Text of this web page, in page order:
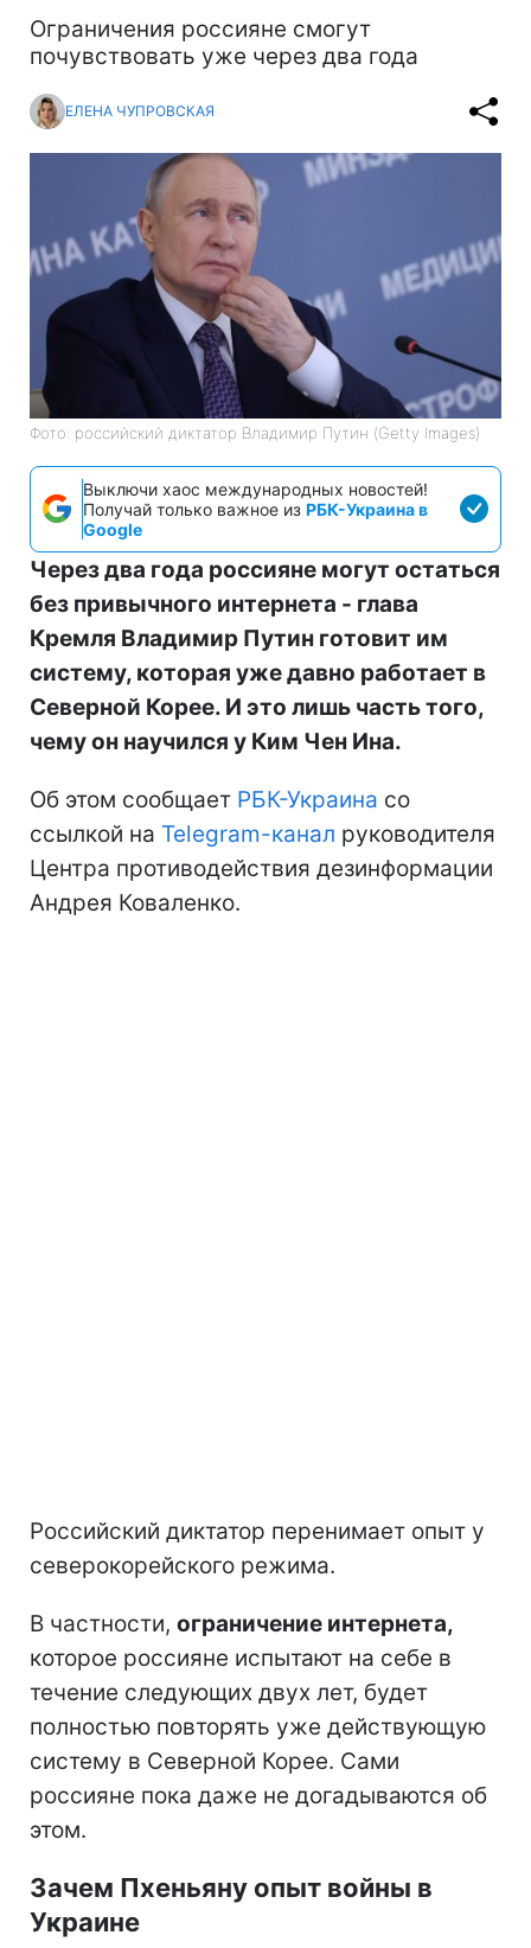
Ограничения россияне смогут
почувствовать уже через два года
ЕЛЕНА ЧУПРОВСКАЯ
Фото: российский диктатор Владимир Путин (Getty Images)
Выключи хаос международных новостей!
Получай только важное из РБК-Украина в
Google
Через два года россияне могут остаться
без привычного интернета - глава
Кремля Владимир Путин готовит им
систему, которая уже давно работает в
Северной Корее. И это лишь часть того,
чему он научился у Ким Чен Ина.
Об этом сообщает РБК-Украина со
ссылкой на Telegram-канал руководителя
Центра противодействия дезинформации
Андрея Коваленко.
Российский диктатор перенимает опыт у
северокорейского режима.
В частности, ограничение интернета,
которое россияне испытают на себе в
течение следующих двух лет, будет
полностью повторять уже действующую
систему в Северной Корее. Сами
россияне пока даже не догадываются об
этом.
Зачем Пхеньяну опыт войны в
Украине